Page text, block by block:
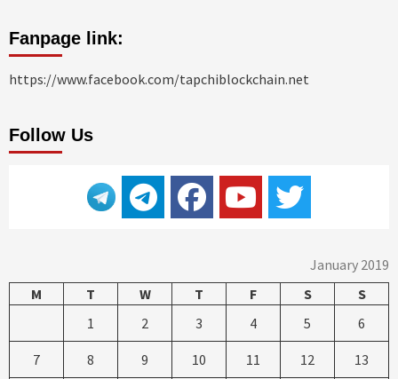
Fanpage link:
https://www.facebook.com/tapchiblockchain.net
Follow Us
January 2019
M
T W T F S
S
1
2 3 4 5 6
7 8 9 10 11 12 13